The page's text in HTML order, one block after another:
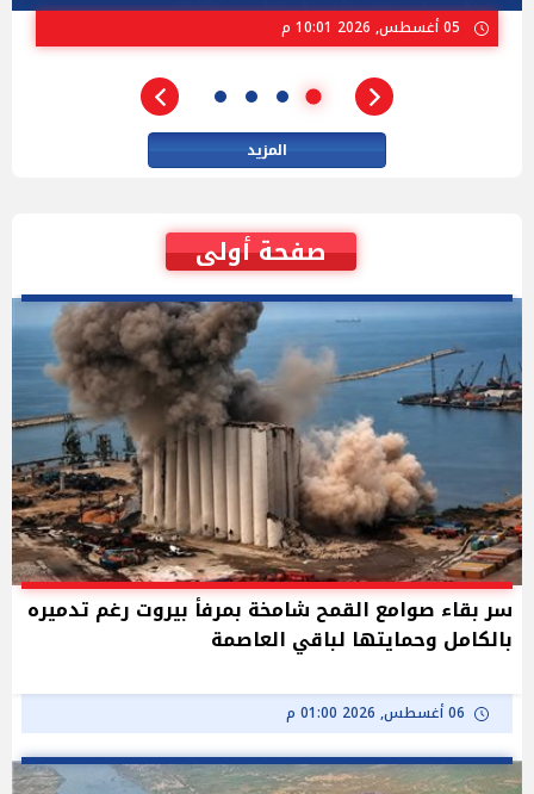
المزيد
صفحة أولى
سر بقاء صوامع القمح شامخة بمرفأ بيروت رغم تدميره
بالكامل وحمايتها لباقي العاصمة
06 أغسطس, 2026 01:00 م